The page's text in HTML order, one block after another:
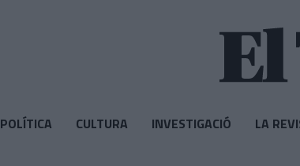
POLÍTICA CULTURA INVESTIGACIÓ LA